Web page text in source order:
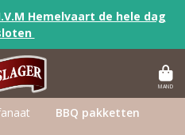
Hemelvaart de hele dag
MAND
BBQ pakketten